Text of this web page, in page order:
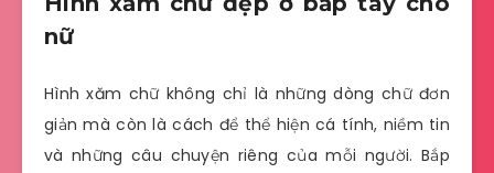
nữ
Hình xăm chữ không chỉ là những dòng chữ đơn
giản mà còn là cách để thể hiện cá tính, niềm tin
và những câu chuyện riêng của mỗi người. Bắp